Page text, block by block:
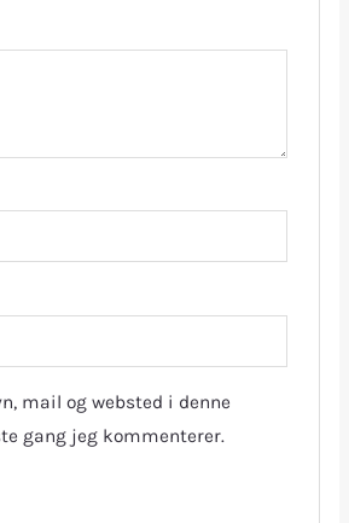
mail og websted i denne
gang jeg kommenterer.